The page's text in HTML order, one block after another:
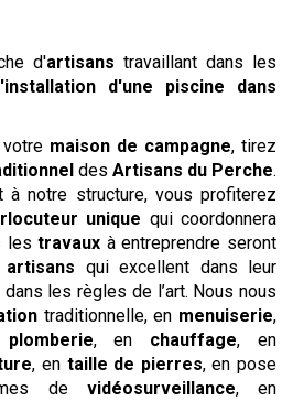
d'artisans travaillant dans les
l'installation d'une piscine
dans
maison de campagne, tirez
des Artisans du Perche.
à notre structure, vous profiterez
unique qui coordonnera
lestravaux à entreprendre seront
artisans qui excellent dans leur
les règles de l’art. Nous nous
traditionnelle, en menuiserie,
plomberie, en chauffage, en
, en taille de pierres, en pose
de vidéosurveillance, en